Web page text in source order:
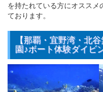
を持たれている方にオスス
ております。
【那覇・宜野湾・北
園♪ボート体験ダイビ